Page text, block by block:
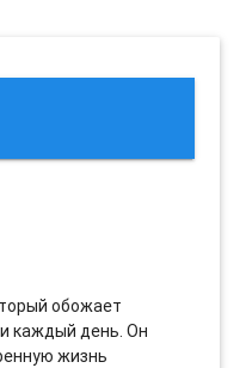
обожает
каждый день. Он
жизнь